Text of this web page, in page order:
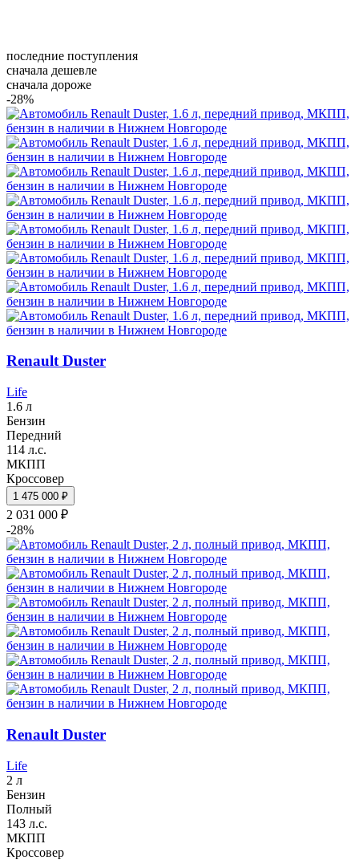
последние поступления
сначала дешевле
сначала дороже
-28%
Renault Duster
Life
1.6 л
Бензин
Передний
114 л.с.
МКПП
Кроссовер
1 475 000 ₽
2 031 000 ₽
-28%
Renault Duster
Life
2 л
Бензин
Полный
143 л.с.
МКПП
Кроссовер